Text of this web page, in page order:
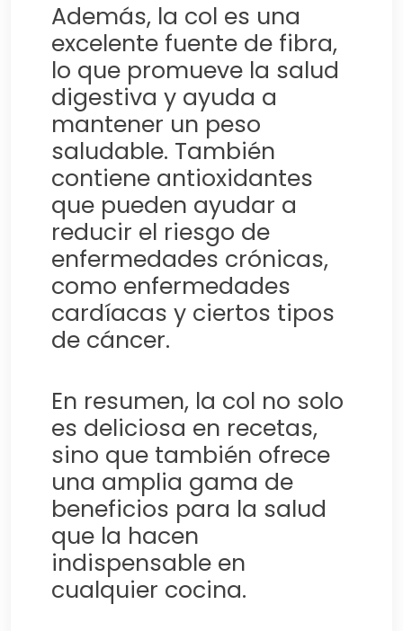
Además, la col es una
excelente fuente de fibra,
lo que promueve la salud
digestiva y ayuda a
mantener un peso
saludable. También
contiene antioxidantes
que pueden ayudar a
reducir el riesgo de
enfermedades crónicas,
como enfermedades
cardíacas y ciertos tipos
de cáncer.
En resumen, la col no solo
es deliciosa en recetas,
sino que también ofrece
una amplia gama de
beneficios para la salud
que la hacen
indispensable en
cualquier cocina.